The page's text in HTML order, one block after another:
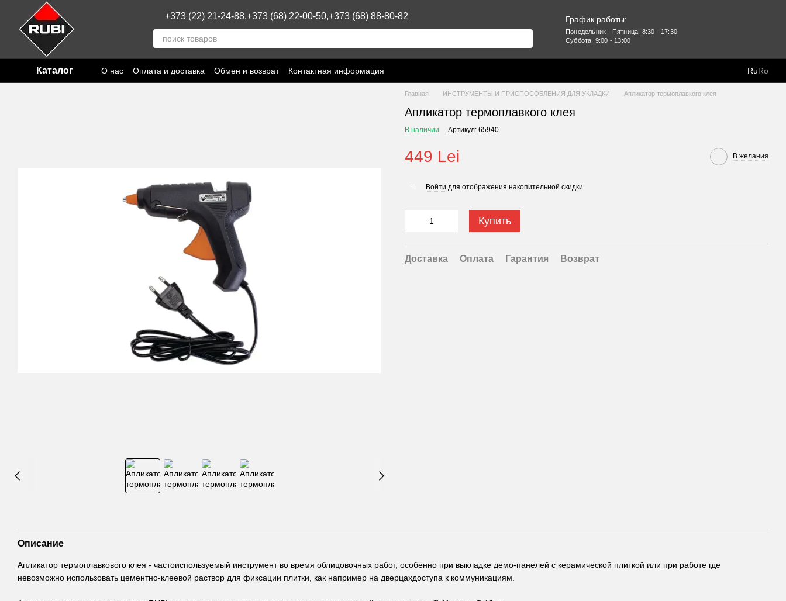
Перейти к основному контенту
+373 (22) 21-24-88,+373 (68) 22-00-50,+373 (68) 88-80-82 График работы:
Понедельник - Пятница: 8:30 - 17:30
Суббота: 9:00 - 13:00
Каталог О нас Оплата и доставка Обмен и возврат Контактная информация RuRo
Главная ИНСТРУМЕНТЫ И ПРИСПОСОБЛЕНИЯ ДЛЯ УКЛАДКИ Апликатор термоплавкого клея
Апликатор термоплавкого клея
В наличии Артикул: 65940
449 Lei В желания
Войти для отображения накопительной скидки
Купить
Доставка Оплата Гарантия Возврат
Описание
Апликатор термоплавкового клея - частоиспользуемый инструмент во время облицовочных работ, особенно при выкладке демо-панелей с керамической плиткой или при работе где
невозможно использовать цементно-клеевой раствор для фиксации плитки, как например на дверцахдоступа к коммуникациям.